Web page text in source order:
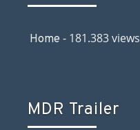
Home - 181.383 views
MDR Trailer